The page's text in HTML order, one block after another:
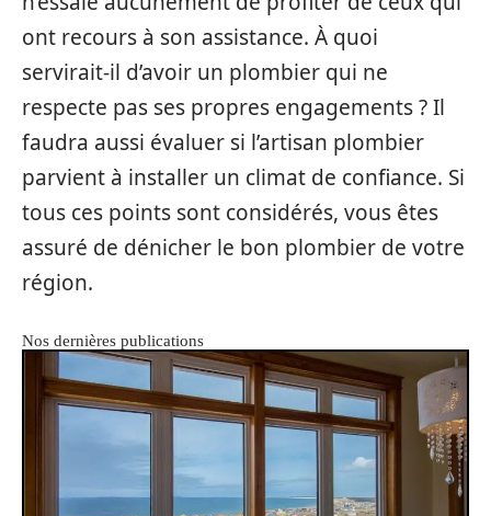
ont recours à son assistance. À quoi
servirait-il d’avoir un plombier qui ne
respecte pas ses propres engagements ? Il
faudra aussi évaluer si l’artisan plombier
parvient à installer un climat de confiance. Si
tous ces points sont considérés, vous êtes
assuré de dénicher le bon plombier de votre
région.
Nos dernières publications